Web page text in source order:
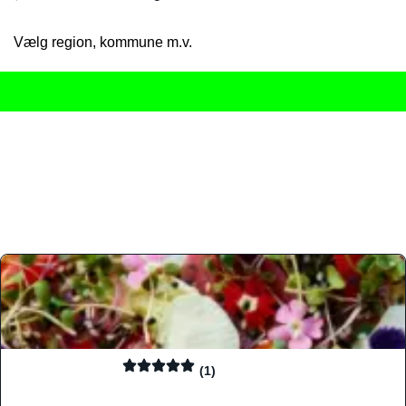
Vælg region, kommune m.v.
(1)